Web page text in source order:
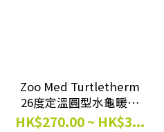
Zoo Med Turtletherm
26度定溫圓型水龜暖管
50W~100W
HK$270.00 ~ HK$3...